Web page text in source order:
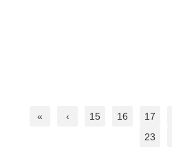
« ‹ 15 16 17
23